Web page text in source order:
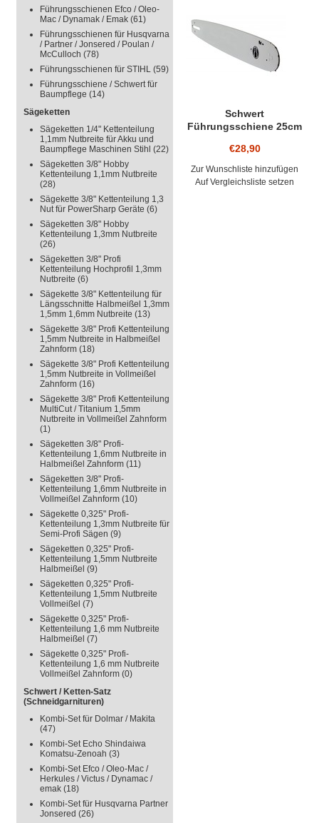
Führungsschienen Efco / Oleo-
Mac / Dynamak / Emak (61)
Führungsschienen für Husqvarna
/ Partner / Jonsered / Poulan /
McCulloch (78)
Führungsschienen für STIHL (59)
Führungsschiene / Schwert für
Baumpflege (14)
Sägeketten
Sägeketten 1/4" Kettenteilung
1,1mm Nutbreite für Akku und
Baumpflege Maschinen Stihl (22)
Sägeketten 3/8" Hobby
Kettenteilung 1,1mm Nutbreite
(28)
Sägekette 3/8" Kettenteilung 1,3
Nut für PowerSharp Geräte (6)
Sägeketten 3/8" Hobby
Kettenteilung 1,3mm Nutbreite
(26)
Sägeketten 3/8" Profi
Kettenteilung Hochprofil 1,3mm
Nutbreite (6)
Sägekette 3/8" Kettenteilung für
Längsschnitte Halbmeißel 1,3mm
1,5mm 1,6mm Nutbreite (13)
Sägekette 3/8" Profi Kettenteilung
1,5mm Nutbreite in Halbmeißel
Zahnform (18)
Sägekette 3/8" Profi Kettenteilung
1,5mm Nutbreite in Vollmeißel
Zahnform (16)
Sägekette 3/8" Profi Kettenteilung
MultiCut / Titanium 1,5mm
Nutbreite in Vollmeißel Zahnform
(1)
Sägeketten 3/8" Profi-
Kettenteilung 1,6mm Nutbreite in
Halbmeißel Zahnform (11)
Sägeketten 3/8" Profi-
Kettenteilung 1,6mm Nutbreite in
Vollmeißel Zahnform (10)
Sägekette 0,325" Profi-
Kettenteilung 1,3mm Nutbreite für
Semi-Profi Sägen (9)
Sägeketten 0,325" Profi-
Kettenteilung 1,5mm Nutbreite
Halbmeißel (9)
Sägeketten 0,325" Profi-
Kettenteilung 1,5mm Nutbreite
Vollmeißel (7)
Sägekette 0,325" Profi-
Kettenteilung 1,6 mm Nutbreite
Halbmeißel (7)
Sägekette 0,325" Profi-
Kettenteilung 1,6 mm Nutbreite
Vollmeißel Zahnform (0)
Schwert / Ketten-Satz
(Schneidgarnituren)
Kombi-Set für Dolmar / Makita
(47)
Kombi-Set Echo Shindaiwa
Komatsu-Zenoah (3)
Kombi-Set Efco / Oleo-Mac /
Herkules / Victus / Dynamac /
emak (18)
Kombi-Set für Husqvarna Partner
Jonsered (26)
SEIN BITTE
SCHIENE
Schwert
Führungsschiene 25cm
925 931 932 GS260 3/8"
H Teilung 40 Trgl. 1,3
Nut
€28,90
Zur Wunschliste hinzufügen
Auf Vergleichsliste setzen